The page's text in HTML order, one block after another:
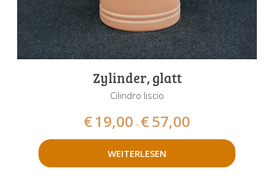
Zylinder, glatt
Cilindro liscio
€19,00 – €57,00
WEITERLESEN